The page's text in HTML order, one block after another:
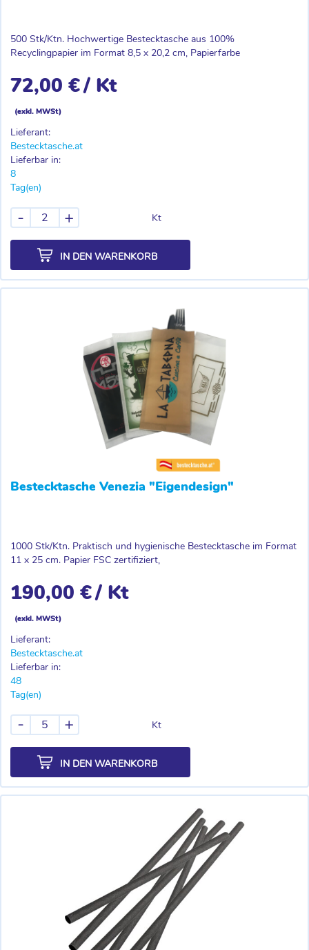
500 Stk/Ktn. Hochwertige Bestecktasche aus 100%
Recyclingpapier im Format 8,5 x 20,2 cm, Papierfarbe
72,00 €/ Kt
(exkl. MWSt)
Lieferant:
Bestecktasche.at
Lieferbar in:
8
Tag(en)
Kt
- +
IN DEN WARENKORB
Bestecktasche Venezia "Eigendesign"
1000 Stk/Ktn. Praktisch und hygienische Bestecktasche im Format
11 x 25 cm. Papier FSC zertifiziert,
190,00 €/ Kt
(exkl. MWSt)
Lieferant:
Bestecktasche.at
Lieferbar in:
48
Tag(en)
Kt
- +
IN DEN WARENKORB